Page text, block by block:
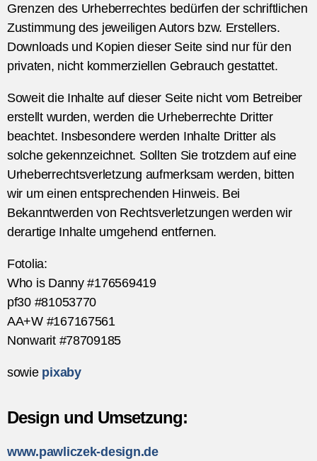
Grenzen des Urheberrechtes bedürfen der schriftlichen
Zustimmung des jeweiligen Autors bzw. Erstellers.
Downloads und Kopien dieser Seite sind nur für den
privaten, nicht kommerziellen Gebrauch gestattet.
Soweit die Inhalte auf dieser Seite nicht vom Betreiber
erstellt wurden, werden die Urheberrechte Dritter
beachtet. Insbesondere werden Inhalte Dritter als
solche gekennzeichnet. Sollten Sie trotzdem auf eine
Urheberrechtsverletzung aufmerksam werden, bitten
wir um einen entsprechenden Hinweis. Bei
Bekanntwerden von Rechtsverletzungen werden wir
derartige Inhalte umgehend entfernen.
Fotolia:
Who is Danny #176569419
pf30 #81053770
AA+W #167167561
Nonwarit #78709185
sowie pixaby
Design und Umsetzung:
www.pawliczek-design.de